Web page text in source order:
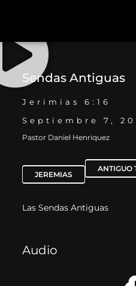
Sendas Antiguas
Jerimias 6:16
Septiembre 7,
Pastor Daniel Henriquez
JEREMIAS
ANTIGUO
Las Sendas Antiguas
Audio